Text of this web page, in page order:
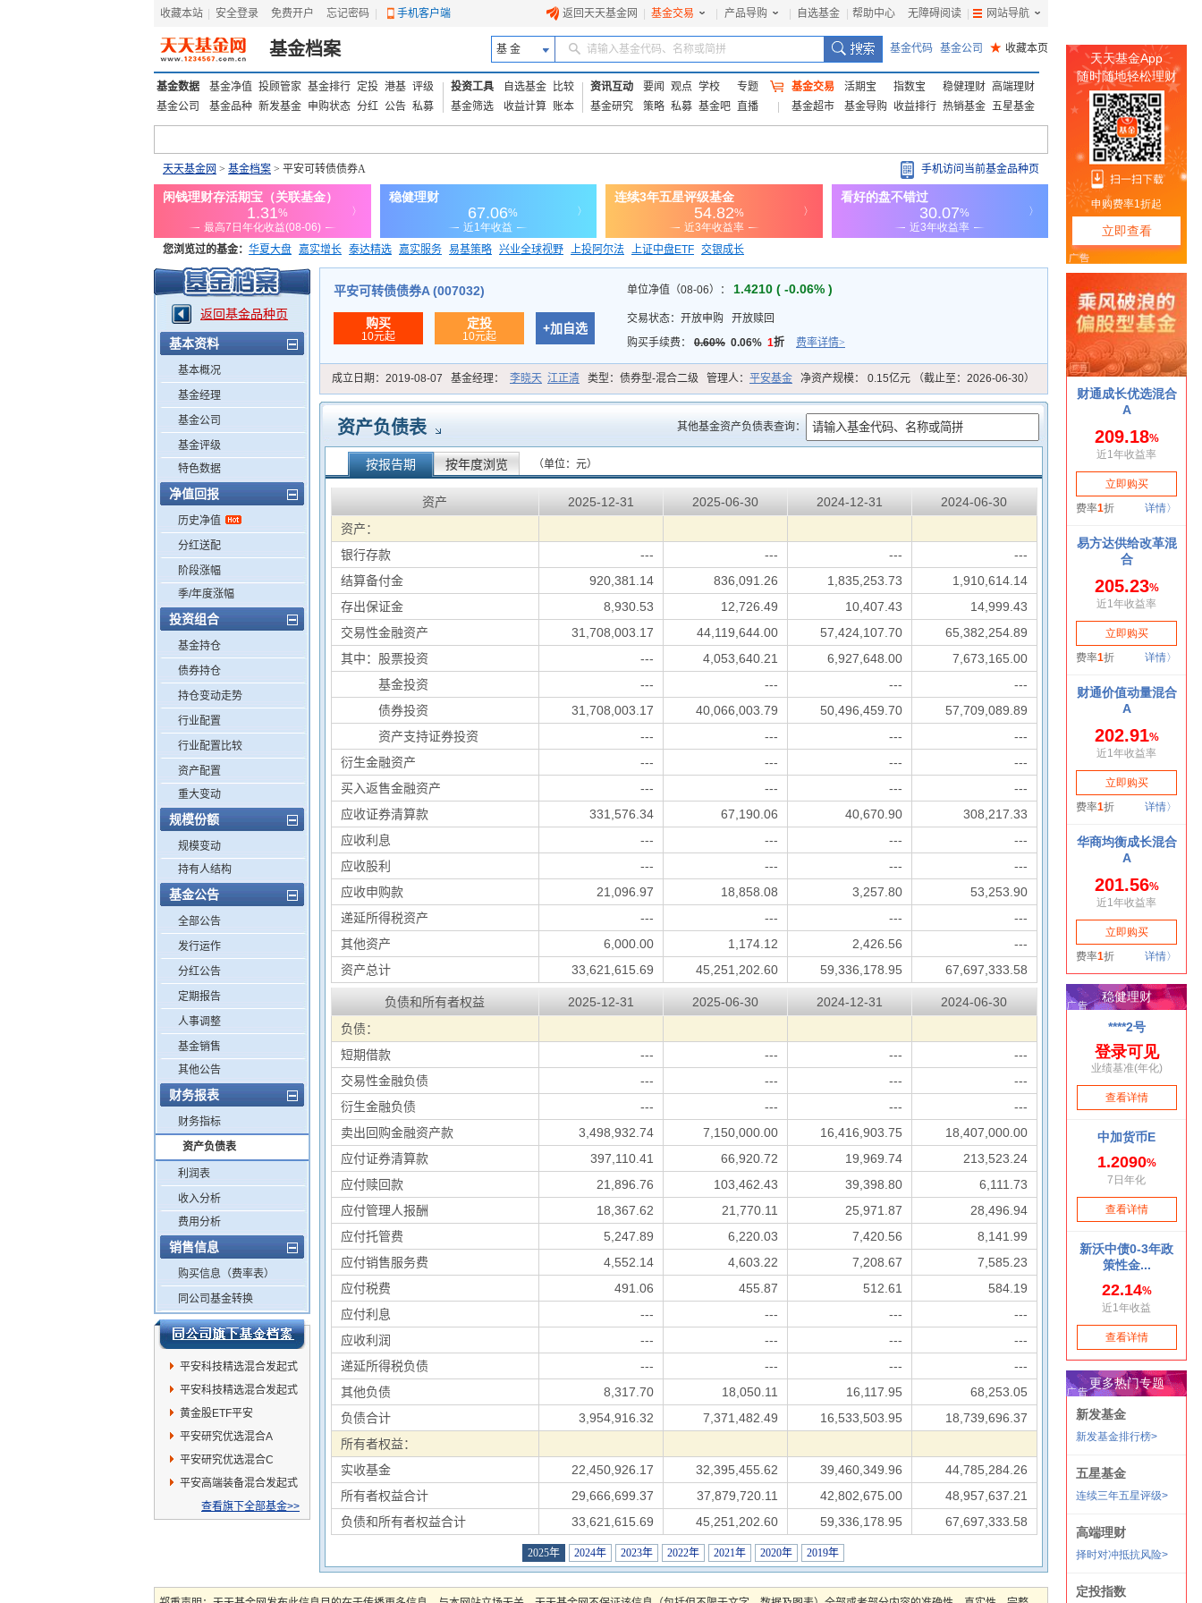
收藏本站 安全登录 免费开户 忘记密码 手机客户端 返回天天基金网 基金交易 产品导购 自选基金 帮助中心 无障碍阅读 网站导航
基金档案 基 金 请输入基金代码、名称或简拼 基金代码 基金公司 ★ 收藏本页
基金数据 基金净值 投顾管家 基金排行 定投 港基 评级
基金公司
基金品种 新发基金 申购状态 分红 公告 私募
投资工具 自选基金
比较
基金筛选
收益计算 账本
资讯互动 要闻 观点 学校
专题
基金研究
策略 私募 基金吧 直播
基金交易 活期宝 指数宝 稳健理财 高端理财
基金超市
基金导购 收益排行 热销基金 五星基金
天天基金网 > 基金档案 > 平安可转债债券A 手机访问当前基金品种页
您浏览过的基金： 华夏大盘 嘉实增长 泰达精选 嘉实服务 易基策略 兴业全球视野 上投阿尔法 上证中盘ETF 交银成长
添富优势 华安宏利 上证180价值ETF
返回基金品种页
基本资料
基本概况
基金经理
基金公司
基金评级
特色数据
净值回报
历史净值
分红送配
阶段涨幅
季/年度涨幅
投资组合
基金持仓
债券持仓
持仓变动走势
行业配置
行业配置比较
资产配置
重大变动
规模份额
规模变动
持有人结构
基金公告
全部公告
发行运作
分红公告
定期报告
人事调整
基金销售
其他公告
财务报表
财务指标
资产负债表
利润表
收入分析
费用分析
销售信息
购买信息（费率表）
同公司基金转换
平安科技精选混合发起式
C
平安科技精选混合发起式
A
黄金股ETF平安
平安研究优选混合A
平安研究优选混合C
平安高端装备混合发起式
查看旗下全部基金>>
平安可转债债券A (007032)
购买
10元起
定投
10元起
+加自选
单位净值（08-06）： 1.4210 ( -0.06% )
交易状态： 开放申购
开放赎回
购买手续费： 0.60% 0.06% 1折 费率详情>
成立日期： 2019-08-07 基金经理： 李晓天 江正清 类型： 债券型-混合二级 管理人： 平安基金 净资产规模： 0.15亿元 （截止至：2026-06-30）
资产负债表 其他基金资产负债表查询：
按报告期 按年度浏览 （单位：元）
资产 2025-12-31 2025-06-30 2024-12-31
2024-06-30
资产：
银行存款
--- --- ---
---
结算备付金
920,381.14 836,091.26 1,835,253.73
1,910,614.14
存出保证金
8,930.53 12,726.49 10,407.43
14,999.43
交易性金融资产
31,708,003.17 44,119,644.00 57,424,107.70
65,382,254.89
其中：股票投资
--- 4,053,640.21 6,927,648.00
7,673,165.00
基金投资 --- --- ---
---
债券投资 31,708,003.17 40,066,003.79 50,496,459.70
57,709,089.89
资产支持证券投资 --- --- ---
---
衍生金融资产
--- --- ---
---
买入返售金融资产
--- --- ---
---
应收证券清算款
331,576.34 67,190.06 40,670.90
308,217.33
应收利息
--- --- ---
---
应收股利
--- --- ---
---
应收申购款
21,096.97 18,858.08 3,257.80
53,253.90
递延所得税资产
--- --- ---
---
其他资产
6,000.00 1,174.12 2,426.56
---
资产总计
33,621,615.69 45,251,202.60 59,336,178.95 67,697,333.58
负债和所有者权益 2025-12-31 2025-06-30 2024-12-31
2024-06-30
负债：
短期借款
--- --- ---
---
交易性金融负债
--- --- ---
---
衍生金融负债
--- --- ---
---
卖出回购金融资产款
3,498,932.74 7,150,000.00 16,416,903.75
18,407,000.00
应付证券清算款
397,110.41 66,920.72 19,969.74
213,523.24
应付赎回款
21,896.76 103,462.43 39,398.80
6,111.73
应付管理人报酬
18,367.62 21,770.11 25,971.87
28,496.94
应付托管费
5,247.89 6,220.03 7,420.56
8,141.99
应付销售服务费
4,552.14 4,603.22 7,208.67
7,585.23
应付税费
491.06 455.87 512.61
584.19
应付利息
--- --- ---
---
应收利润
--- --- ---
---
递延所得税负债
--- --- ---
---
其他负债
8,317.70 18,050.11 16,117.95
68,253.05
负债合计
3,954,916.32 7,371,482.49 16,533,503.95
18,739,696.37
所有者权益：
实收基金
22,450,926.17 32,395,455.62 39,460,349.96
44,785,284.26
所有者权益合计
29,666,699.37 37,879,720.11 42,802,675.00
48,957,637.21
负债和所有者权益合计
33,621,615.69 45,251,202.60 59,336,178.95 67,697,333.58
2025年 2024年 2023年 2022年 2021年 2020年 2019年